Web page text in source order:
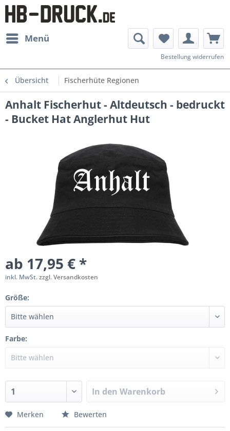
Menü
Bestellung widerrufen
Übersicht Fischerhüte Regionen
Anhalt Fischerhut - Altdeutsch - bedruckt
- Bucket Hat Anglerhut Hut
ab 17,95 € *
inkl. MwSt.zzgl. Versandkosten
Größe:
Farbe:
In den Warenkorb
Merken Bewerten